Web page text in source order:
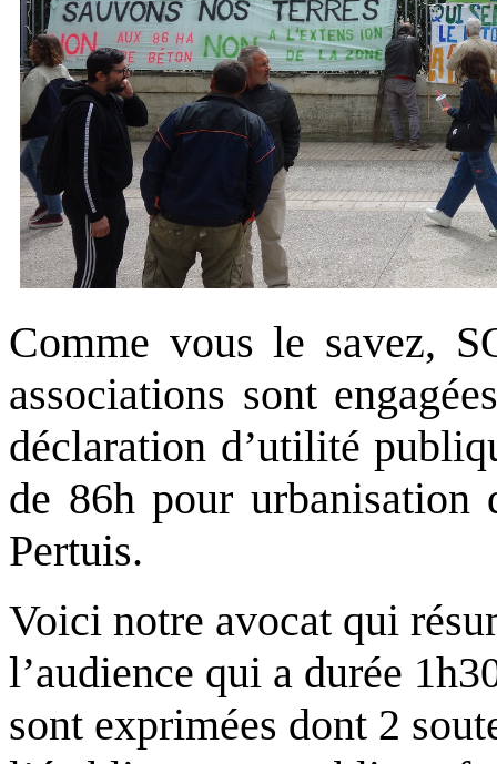
Comme vous le savez,
associations sont
déclaration d’utilité
de 86h pour
Pertuis.
Voici notre avocat qui
l’audience qui a durée
sont exprimées dont 2